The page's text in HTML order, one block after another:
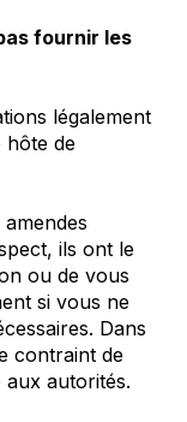
fournir les
légalement
hôte de
ils ont le
ou de vous
si vous ne
Dans
contraint de
autorités.